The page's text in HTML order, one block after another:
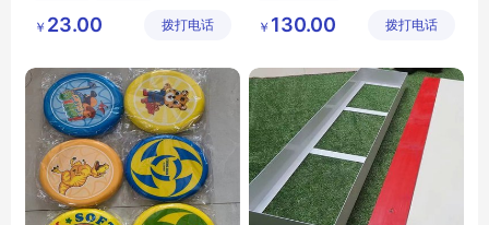
中小学达标器材
制造有限
￥ 23.00 拨打电话
体育用品
销售有限
￥ 130.00 拨打电话